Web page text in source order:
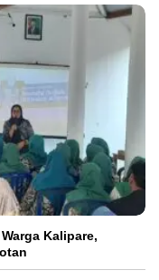
Kalipare,